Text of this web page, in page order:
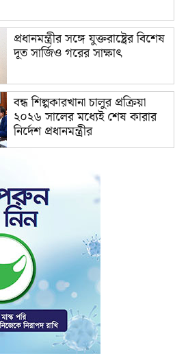
প্রধানমন্ত্রীর সঙ্গে যুক্তরাষ্ট্রের বিশেষ
দূত সার্জিও গরের সাক্ষাৎ
বন্ধ শিল্পকারখানা চালুর প্রক্রিয়া
২০২৬ সালের মধ্যেই শেষ কারার
নির্দেশ প্রধানমন্ত্রীর